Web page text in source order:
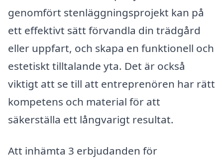
genomfört stenläggningsprojekt kan på
ett effektivt sätt förvandla din trädgård
eller uppfart, och skapa en funktionell och
estetiskt tilltalande yta. Det är också
viktigt att se till att entreprenören har rätt
kompetens och material för att
säkerställa ett långvarigt resultat.
Att inhämta 3 erbjudanden för